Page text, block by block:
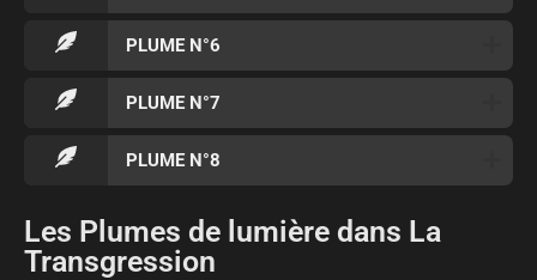
PLUME N°6
PLUME N°7
PLUME N°8
Les Plumes de lumière dans La
Transgression